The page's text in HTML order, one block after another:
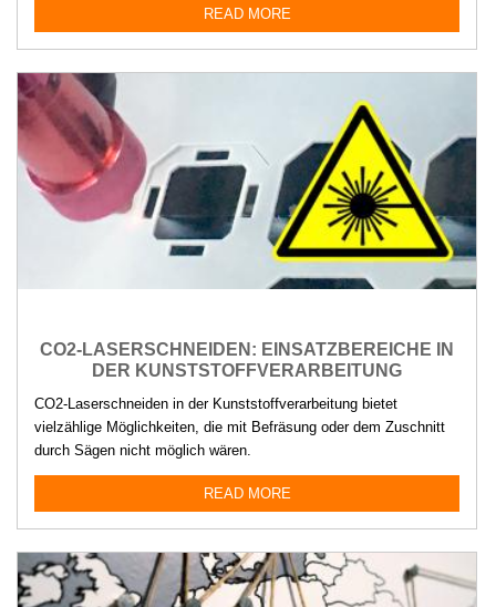
READ MORE
CO2-LASERSCHNEIDEN: EINSATZBEREICHE IN
DER KUNSTSTOFFVERARBEITUNG
CO2-Laserschneiden in der Kunststoffverarbeitung bietet
vielzählige Möglichkeiten, die mit Befräsung oder dem Zuschnitt
durch Sägen nicht möglich wären.
READ MORE